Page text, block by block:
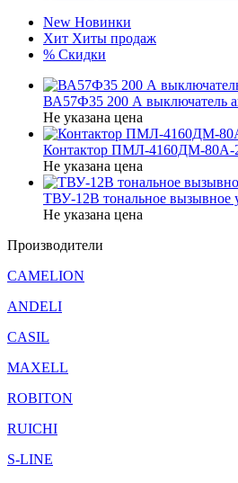
New Новинки
Хит Хиты продаж
% Скидки
ВА57Ф35 200 А выключатель
Не указана цена
Контактор ПМЛ-4160ДМ-
Не указана цена
ТВУ-12В тональное вызывное
Не указана цена
Производители
CAMELION
ANDELI
CASIL
MAXELL
ROBITON
RUICHI
S-LINE